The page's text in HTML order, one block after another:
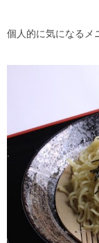
個人的に気になるメ